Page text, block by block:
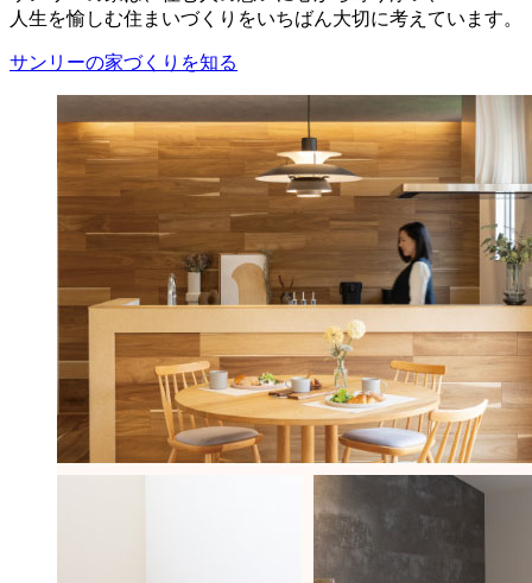
人生を愉しむ住まいづくりをいちばん大切に考えています。
サンリーの家づくりを知る